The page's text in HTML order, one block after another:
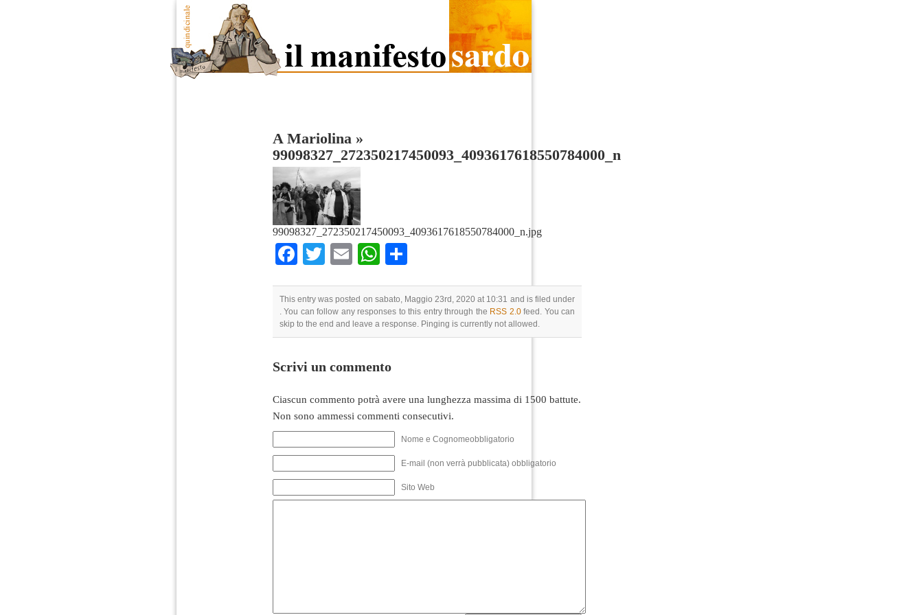
A Mariolina »
99098327_272350217450093_4093617618550784000_n
99098327_272350217450093_4093617618550784000_n.jpg
Facebook
TwitterEmailWhatsApp
This entry was posted on sabato, Maggio 23rd, 2020 at 10:31 and is filed under
. You can follow any responses to this entry through the RSS 2.0feed. You can
skip to the end and leave a response. Pinging is currently not allowed.
Scrivi un commento
Ciascun commento potrà avere una lunghezza massima di 1500 battute.
Non sono ammessi commenti consecutivi.
Nome e Cognomeobbligatorio
E-mail (non verrà pubblicata) obbligatorio
Sito Web